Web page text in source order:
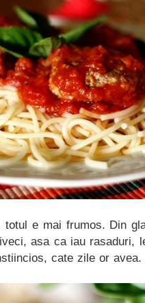
totul e mai frumos. Din
asa ca iau rasaduri,
cate zile or avea.